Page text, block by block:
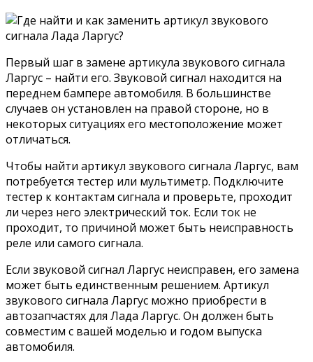
Первый шаг в замене артикула звукового сигнала
Ларгус – найти его. Звуковой сигнал находится на
переднем бампере автомобиля. В большинстве
случаев он установлен на правой стороне, но в
некоторых ситуациях его местоположение может
отличаться.
Чтобы найти артикул звукового сигнала Ларгус, вам
потребуется тестер или мультиметр. Подключите
тестер к контактам сигнала и проверьте, проходит
ли через него электрический ток. Если ток не
проходит, то причиной может быть неисправность
реле или самого сигнала.
Если звуковой сигнал Ларгус неисправен, его замена
может быть единственным решением. Артикул
звукового сигнала Ларгус можно приобрести в
автозапчастях для Лада Ларгус. Он должен быть
совместим с вашей моделью и годом выпуска
автомобиля.